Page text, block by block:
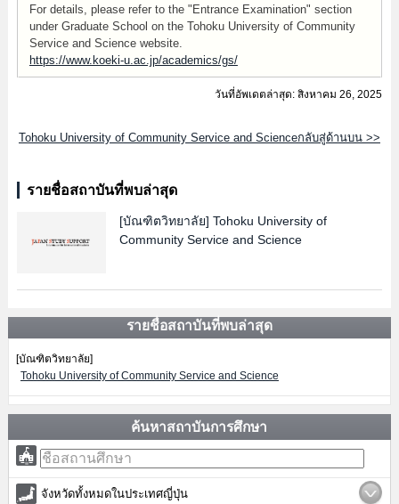
For details, please refer to the "Entrance Examination" section
under Graduate School on the Tohoku University of Community
Service and Science website.
https://www.koeki-u.ac.jp/academics/gs/
วันที่อัพเดตล่าสุด: สิงหาคม 26, 2025
Tohoku University of Community Service and Scienceกลับสู่ด้านบน >>
รายชื่อสถาบันที่พบล่าสุด
[บัณฑิตวิทยาลัย] Tohoku University of
Community Service and Science
รายชื่อสถาบันที่พบล่าสุด
[บัณฑิตวิทยาลัย]
Tohoku University of Community Service and Science
ค้นหาสถาบันการศึกษา
จังหวัดทั้งหมดในประเทศญี่ปุ่น